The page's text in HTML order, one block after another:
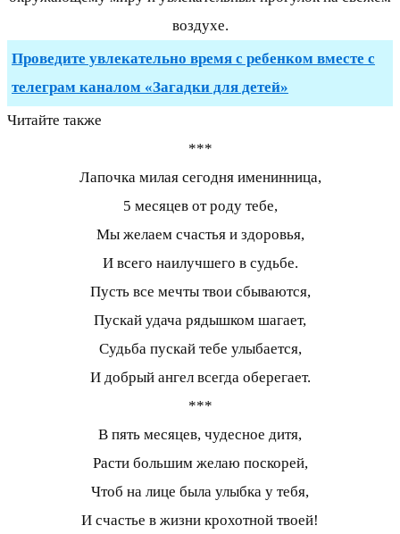
воздухе.
Проведите увлекательно время с ребенком вместе с
телеграм каналом «Загадки для детей»
Читайте также
***
Лапочка милая сегодня именинница,
5 месяцев от роду тебе,
Мы желаем счастья и здоровья,
И всего наилучшего в судьбе.
Пусть все мечты твои сбываются,
Пускай удача рядышком шагает,
Судьба пускай тебе улыбается,
И добрый ангел всегда оберегает.
***
В пять месяцев, чудесное дитя,
Расти большим желаю поскорей,
Чтоб на лице была улыбка у тебя,
И счастье в жизни крохотной твоей!